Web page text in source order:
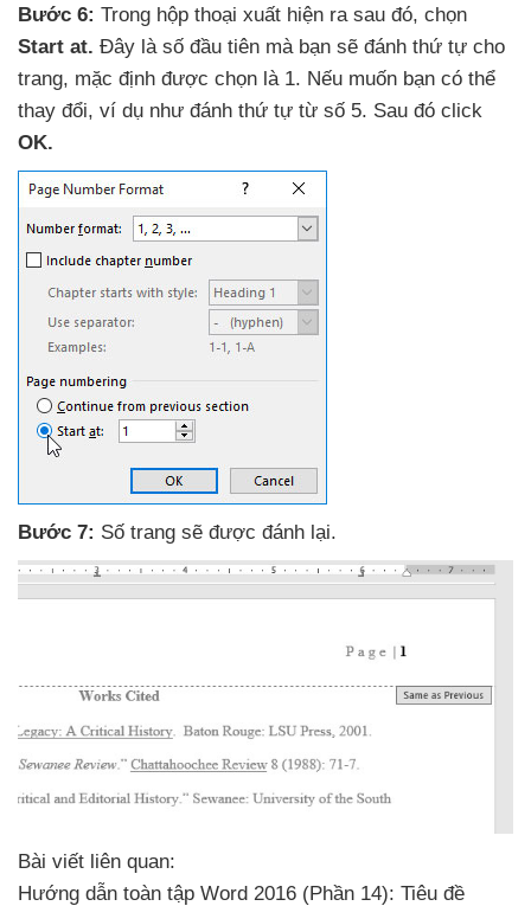
Bước 6: Trong hộp thoại xuất hiện ra sau đó, chọn
Start at. Đây là số đầu tiên mà bạn sẽ đánh thứ tự cho
trang, mặc định được chọn là 1. Nếu muốn bạn có thể
thay đổi, ví dụ như đánh thứ tự từ số 5. Sau đó click
OK.
Bước 7: Số trang sẽ được đánh lại.
Bài viết liên quan:
Hướng dẫn toàn tập Word 2016 (Phần 14): Tiêu đề